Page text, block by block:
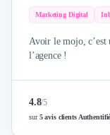
Marketing Digital
Avoir le mojo, c’est
l’agence !
4.8/5
sur5 avis clients